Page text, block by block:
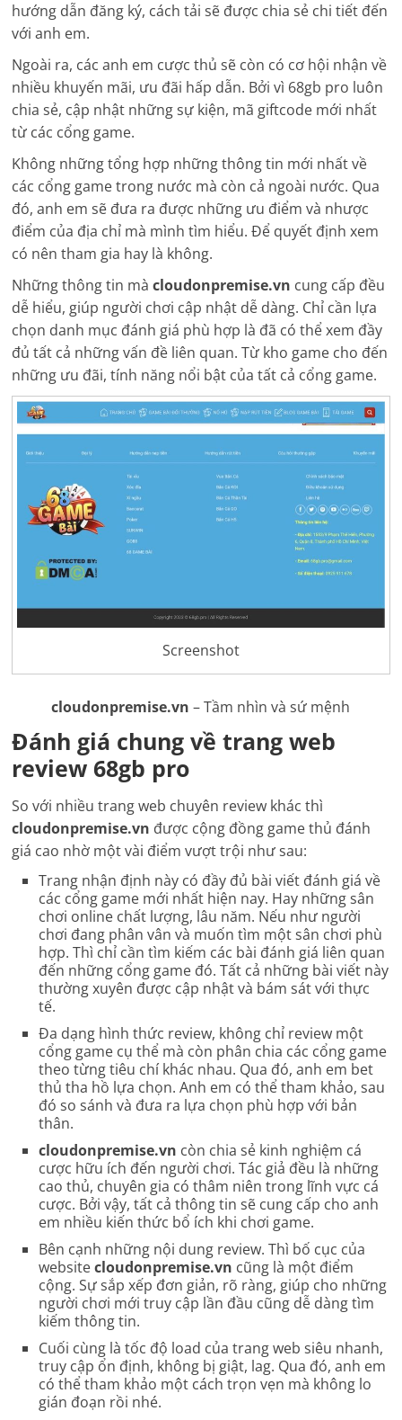
hướng dẫn đăng ký, cách tải sẽ được chia sẻ chi tiết đến
với anh em.
Ngoài ra, các anh em cược thủ sẽ còn có cơ hội nhận về
nhiều khuyến mãi, ưu đãi hấp dẫn. Bởi vì 68gb pro luôn
chia sẻ, cập nhật những sự kiện, mã giftcode mới nhất
từ các cổng game.
Không những tổng hợp những thông tin mới nhất về
các cổng game trong nước mà còn cả ngoài nước. Qua
đó, anh em sẽ đưa ra được những ưu điểm và nhược
điểm của địa chỉ mà mình tìm hiểu. Để quyết định xem
có nên tham gia hay là không.
Những thông tin màcloudonpremise.vn cung cấp đều
dễ hiểu, giúp người chơi cập nhật dễ dàng. Chỉ cần lựa
chọn danh mục đánh giá phù hợp là đã có thể xem đầy
đủ tất cả những vấn đề liên quan. Từ kho game cho đến
những ưu đãi, tính năng nổi bật của tất cả cổng game.
Screenshot
cloudonpremise.vn– Tầm nhìn và sứ mệnh
Đánh giá chung về trang web
review 68gb pro
So với nhiều trang web chuyên review khác thì
cloudonpremise.vn được cộng đồng game thủ đánh
giá cao nhờ một vài điểm vượt trội như sau:
Trang nhận định này có đầy đủ bài viết đánh giá về
các cổng game mới nhất hiện nay. Hay những sân
chơi online chất lượng, lâu năm. Nếu như người
chơi đang phân vân và muốn tìm một sân chơi phù
hợp. Thì chỉ cần tìm kiếm các bài đánh giá liên quan
đến những cổng game đó. Tất cả những bài viết này
thường xuyên được cập nhật và bám sát với thực
tế.
Đa dạng hình thức review, không chỉ review một
cổng game cụ thể mà còn phân chia các cổng game
theo từng tiêu chí khác nhau. Qua đó, anh em bet
thủ tha hồ lựa chọn. Anh em có thể tham khảo, sau
đó so sánh và đưa ra lựa chọn phù hợp với bản
thân.
cloudonpremise.vn còn chia sẻ kinh nghiệm cá
cược hữu ích đến người chơi. Tác giả đều là những
cao thủ, chuyên gia có thâm niên trong lĩnh vực cá
cược. Bởi vậy, tất cả thông tin sẽ cung cấp cho anh
em nhiều kiến thức bổ ích khi chơi game.
Bên cạnh những nội dung review. Thì bố cục của
websitecloudonpremise.vn cũng là một điểm
cộng. Sự sắp xếp đơn giản, rõ ràng, giúp cho những
người chơi mới truy cập lần đầu cũng dễ dàng tìm
kiếm thông tin.
Cuối cùng là tốc độ load của trang web siêu nhanh,
truy cập ổn định, không bị giật, lag. Qua đó, anh em
có thể tham khảo một cách trọn vẹn mà không lo
gián đoạn rồi nhé.